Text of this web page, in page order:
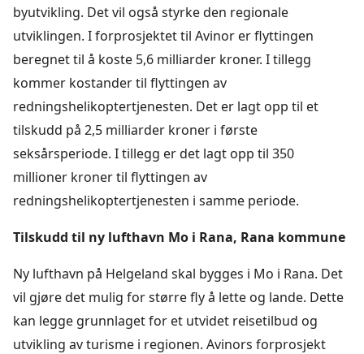
byutvikling. Det vil også styrke den regionale
utviklingen. I forprosjektet til Avinor er flyttingen
beregnet til å koste 5,6 milliarder kroner. I tillegg
kommer kostander til flyttingen av
redningshelikoptertjenesten. Det er lagt opp til et
tilskudd på 2,5 milliarder kroner i første
seksårsperiode. I tillegg er det lagt opp til 350
millioner kroner til flyttingen av
redningshelikoptertjenesten i samme periode.
Tilskudd til ny lufthavn Mo i Rana, Rana kommune
Ny lufthavn på Helgeland skal bygges i Mo i Rana. Det
vil gjøre det mulig for større fly å lette og lande. Dette
kan legge grunnlaget for et utvidet reisetilbud og
utvikling av turisme i regionen. Avinors forprosjekt